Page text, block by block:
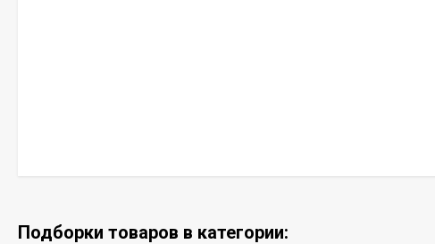
Подборки товаров в категории: